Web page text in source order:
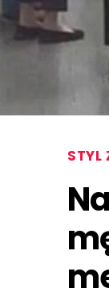
STYL